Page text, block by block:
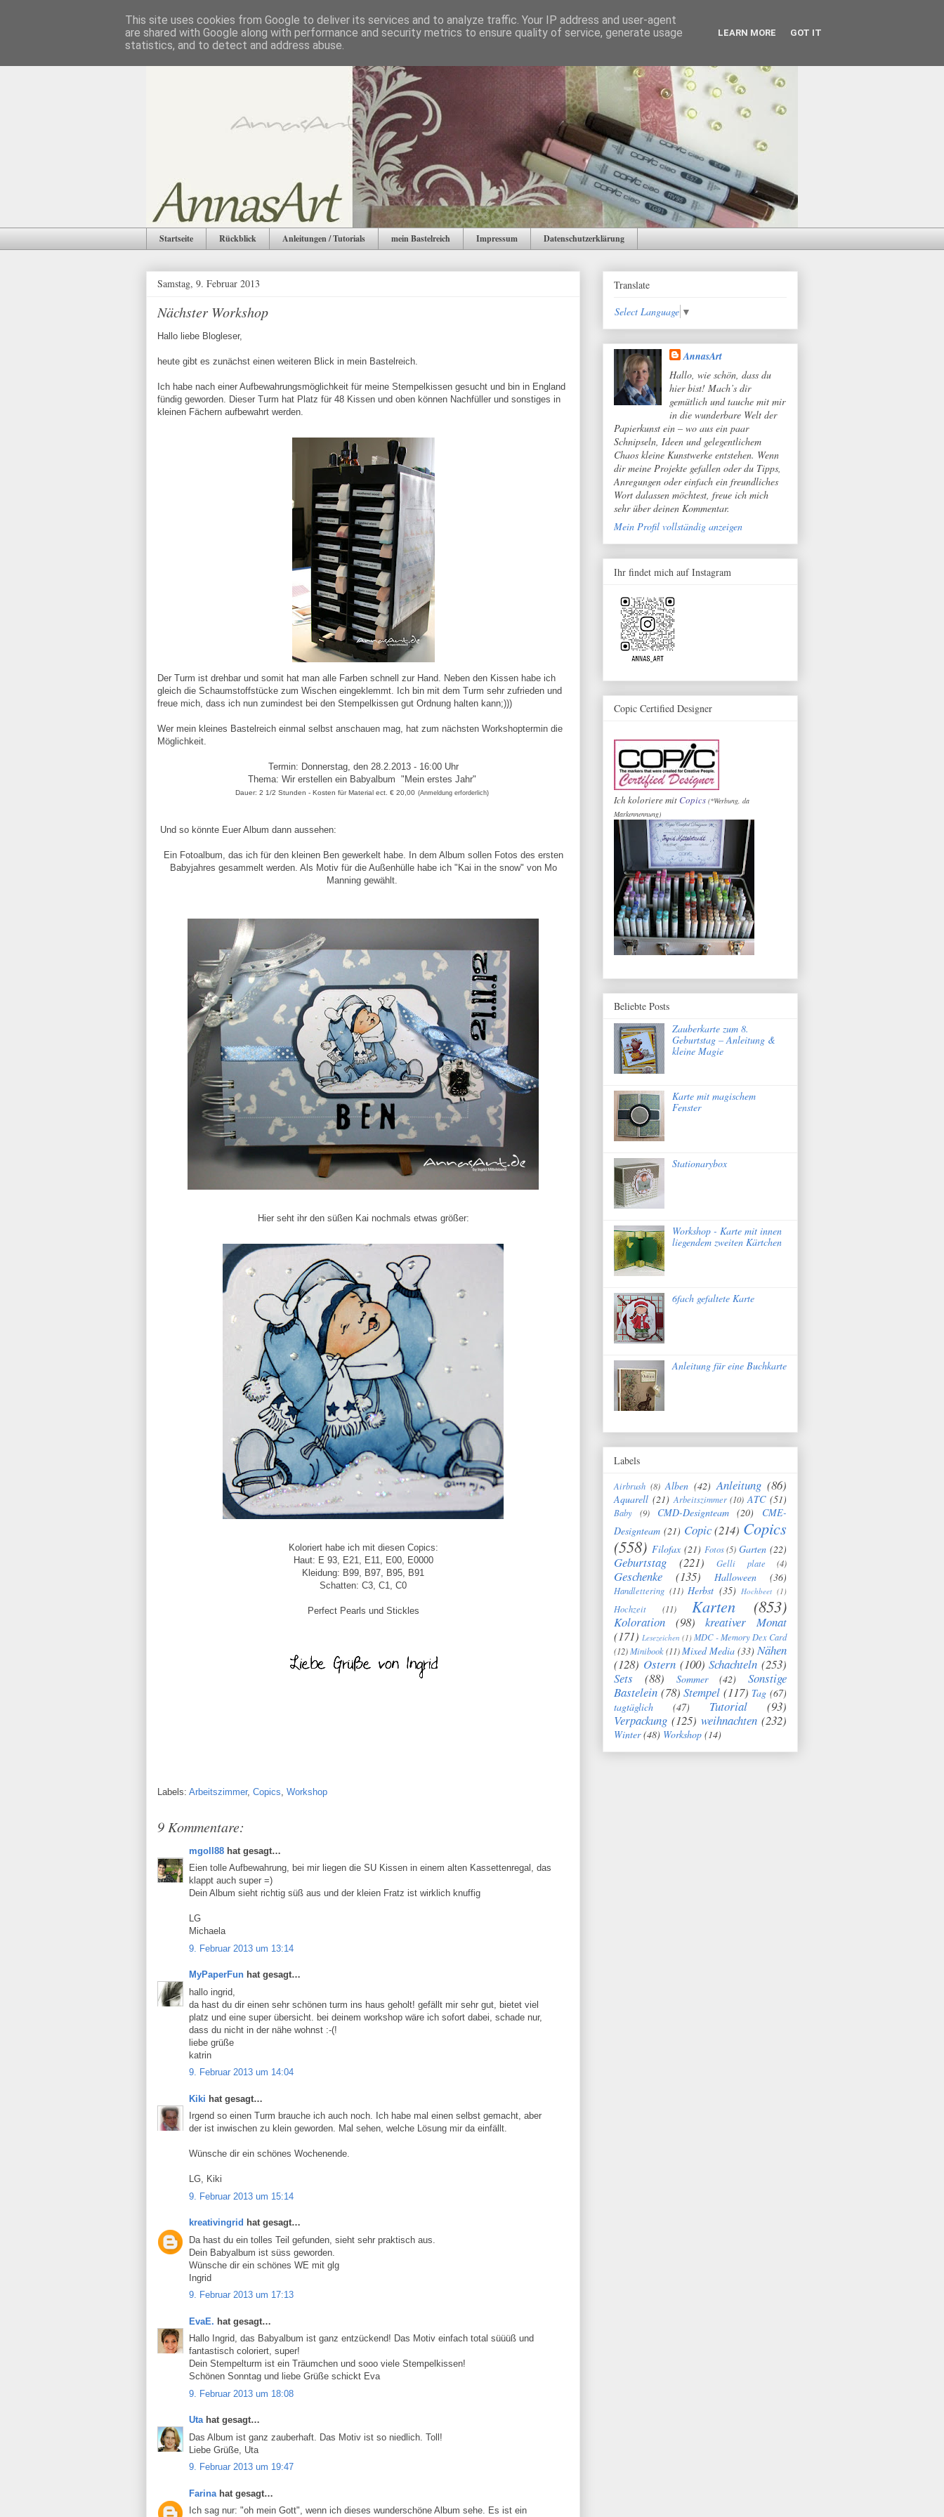
Startseite Rückblick Anleitungen / Tutorials mein Bastelreich Impressum Datenschutzerklärung
Samstag, 9. Februar 2013
Nächster Workshop
Hallo liebe Blogleser,
heute gibt es zunächst einen weiteren Blick in mein Bastelreich.
Ich habe nach einer Aufbewahrungsmöglichkeit für meine Stempelkissen gesucht und bin in England
fündig geworden. Dieser Turm hat Platz für 48 Kissen und oben können Nachfüller und sonstiges in
kleinen Fächern aufbewahrt werden.
Der Turm ist drehbar und somit hat man alle Farben schnell zur Hand. Neben den Kissen habe ich
gleich die Schaumstoffstücke zum Wischen eingeklemmt. Ich bin mit dem Turm sehr zufrieden und
freue mich, dass ich nun zumindest bei den Stempelkissen gut Ordnung halten kann;)))
Wer mein kleines Bastelreich einmal selbst anschauen mag, hat zum nächsten Workshoptermin die
Möglichkeit.
Termin: Donnerstag, den 28.2.2013 - 16:00 Uhr
Thema: Wir erstellen ein Babyalbum "Mein erstes Jahr"
Dauer: 2 1/2 Stunden - Kosten für Material ect. € 20,00 (Anmeldung erforderlich)
Und so könnte Euer Album dann aussehen:
Ein Fotoalbum, das ich für den kleinen Ben gewerkelt habe. In dem Album sollen Fotos des ersten
Babyjahres gesammelt werden. Als Motiv für die Außenhülle habe ich "Kai in the snow" von Mo
Manning gewählt.
Hier seht ihr den süßen Kai nochmals etwas größer:
Koloriert habe ich mit diesen Copics:
Haut: E 93, E21, E11, E00, E0000
Kleidung: B99, B97, B95, B91
Schatten: C3, C1, C0
Perfect Pearls und Stickles
Labels: Arbeitszimmer, Copics Workshop
9 Kommentare:
mgoll88 hat gesagt…
Eien tolle Aufbewahrung, bei mir liegen die SU Kissen in einem alten Kassettenregal, das
klappt auch super =)
Dein Album sieht richtig süß aus und der kleien Fratz ist wirklich knuffig
LG
Michaela
9. Februar 2013 um 13:14
MyPaperFun hat gesagt…
hallo ingrid,
da hast du dir einen sehr schönen turm ins haus geholt! gefällt mir sehr gut, bietet viel
platz und eine super übersicht. bei deinem workshop wäre ich sofort dabei, schade nur,
dass du nicht in der nähe wohnst :-(!
liebe grüße
katrin
9. Februar 2013 um 14:04
Kiki hat gesagt…
Irgend so einen Turm brauche ich auch noch. Ich habe mal einen selbst gemacht, aber
der ist inwischen zu klein geworden. Mal sehen, welche Lösung mir da einfällt.
Wünsche dir ein schönes Wochenende.
LG, Kiki
9. Februar 2013 um 15:14
kreativingrid hat gesagt…
Da hast du ein tolles Teil gefunden, sieht sehr praktisch aus.
Dein Babyalbum ist süss geworden.
Wünsche dir ein schönes WE mit glg
Ingrid
9. Februar 2013 um 17:13
EvaE. hat gesagt…
Hallo Ingrid, das Babyalbum ist ganz entzückend! Das Motiv einfach total süüüß und
fantastisch coloriert, super!
Dein Stempelturm ist ein Träumchen und sooo viele Stempelkissen!
Schönen Sonntag und liebe Grüße schickt Eva
9. Februar 2013 um 18:08
Utahat gesagt…
Das Album ist ganz zauberhaft. Das Motiv ist so niedlich. Toll!
Liebe Grüße, Uta
9. Februar 2013 um 19:47
Farina hat gesagt…
Ich sag nur: "oh mein Gott", wenn ich dieses wunderschöne Album sehe. Es ist ein
Translate
Select Language ▼
AnnasArt
Hallo, wie schön, dass du
hier bist! Mach’s dir
gemütlich und tauche mit mir
in die wunderbare Welt der
Papierkunst ein – wo aus ein paar
Schnipseln, Ideen und gelegentlichem
Chaos kleine Kunstwerke entstehen. Wenn
dir meine Projekte gefallen oder du Tipps,
Anregungen oder einfach ein freundliches
Wort dalassen möchtest, freue ich mich
sehr über deinen Kommentar.
Mein Profil vollständig anzeigen
Ihr findet mich auf Instagram
Copic Certified Designer
Ich koloriere mit Copics (*Werbung, da
Markennennung)
Beliebte Posts
Zauberkarte zum 8.
Geburtstag – Anleitung &
kleine Magie
Karte mit magischem
Fenster
Stationarybox
Workshop - Karte mit innen
liegendem zweiten Kärtchen
6fach gefaltete Karte
Anleitung für eine Buchkarte
Labels
Airbrush (8) Alben (42) Anleitung (86)
Aquarell (21) Arbeitszimmer (10) ATC (51)
Baby (9) CMD-Designteam (20)
CME-
Designteam (21) Copic (214) Copics
(558) Filofax (21) Fotos (5) Garten (22)
Geburtstag (221) Gelli plate (4)
Geschenke (135) Halloween (36)
Handlettering (11) Herbst (35) Hochbeet (1)
Hochzeit (11) Karten (853)
Koloration (98)
kreativer Monat
(171) Lesezeichen (1) MDC - Memory Dex Card
(12)Minibook(11) Mixed Media (33) Nähen
(128) Ostern (100) Schachteln (253)
Sets
(88) Sommer (42)
Sonstige
Bastelein (78) Stempel (117) Tag (67)
tagtäglich
(47) Tutorial
(93)
Verpackung (125) weihnachten (232)
Winter (48) Workshop (14)
This site uses cookies from Google to deliver its services and to analyze traffic. Your IP address and user-agent
are shared with Google along with performance and security metrics to ensure quality of service, generate usage
statistics, and to detect and address abuse.
LEARN MORE GOT IT